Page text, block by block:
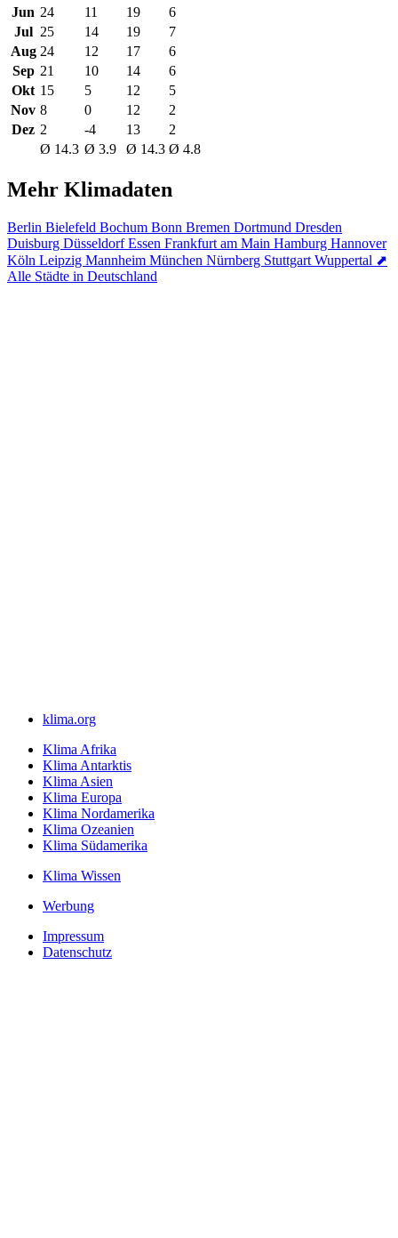
Jun 24 11 19
6
Jul 25 14 19
7
Aug 24 12 17
6
Sep 21 10 14
6
Okt 15 5 12
5
Nov 8 0 12
2
Dez 2 -4 13
2
Ø 14.3 Ø 3.9 Ø 14.3 Ø 4.8
Mehr Klimadaten
Berlin Bielefeld Bochum Bonn Bremen Dortmund Dresden
Duisburg DüsseldorfEssen Frankfurt am Main Hamburg Hannover
Köln Leipzig Mannheim München Nürnberg Stuttgart Wuppertal ⬈
Alle Städte in Deutschland
klima.org
Klima Afrika
Klima Antarktis
Klima Asien
Klima Europa
Klima Nordamerika
Klima Ozeanien
Klima Südamerika
Klima Wissen
Werbung
Impressum
Datenschutz